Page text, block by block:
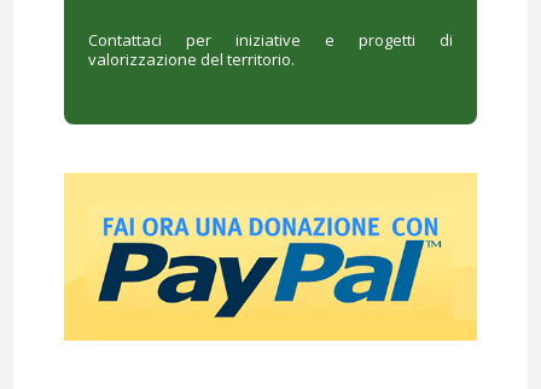
Contattaci per iniziative e progetti di
valorizzazione del territorio.